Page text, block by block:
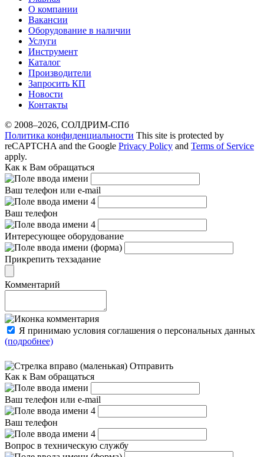
O компании
Вакансии
Оборудование в наличии
Услуги
Инструмент
Каталог
Производители
Запросить КП
Новости
Контакты
© 2008–2026, СОЛДРИМ-СПб
Политика конфиденциальности This site is protected by
reCAPTCHA and the Google Privacy Policy and Terms of Service
apply.
Как к Вам обращаться
Ваш телефон или e-mail
Ваш телефон
Интересующее оборудование
Прикрепить техзадание
Комментарий
Я принимаю условия соглашения о персональных данных
(подробнее)
Отправить
Как к Вам обращаться
Ваш телефон или e-mail
Ваш телефон
Вопрос в техническую службу